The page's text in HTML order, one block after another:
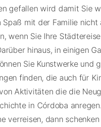
gefallen wird damit Sie
Spaß mit der Familie nicht
wenn Sie Ihre Städtereise
hinaus, in einigen
Sie Kunstwerke und
finden, die auch für
Aktivitäten die die
in Córdoba
verreisen, dann